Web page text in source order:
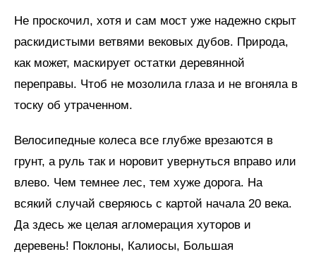
Не проскочил, хотя и сам мост уже надежно скрыт
раскидистыми ветвями вековых дубов. Природа,
как может, маскирует остатки деревянной
переправы. Чтоб не мозолила глаза и не вгоняла в
тоску об утраченном.
Велосипедные колеса все глубже врезаются в
грунт, а руль так и норовит увернуться вправо или
влево. Чем темнее лес, тем хуже дорога. На
всякий случай сверяюсь с картой начала 20 века.
Да здесь же целая агломерация хуторов и
деревень! Поклоны, Калиосы, Большая